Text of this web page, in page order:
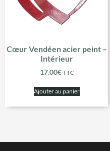
Cœur Vendéen acier peint –
Intérieur
17.00€ TTC
Ajouter au panier